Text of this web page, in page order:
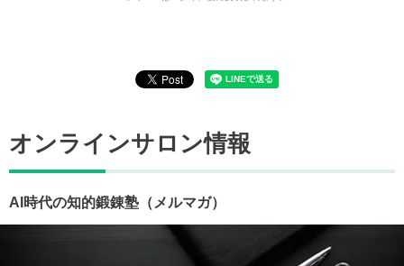
オンラインサロン情報
AI時代の知的鍛錬塾（メルマガ）